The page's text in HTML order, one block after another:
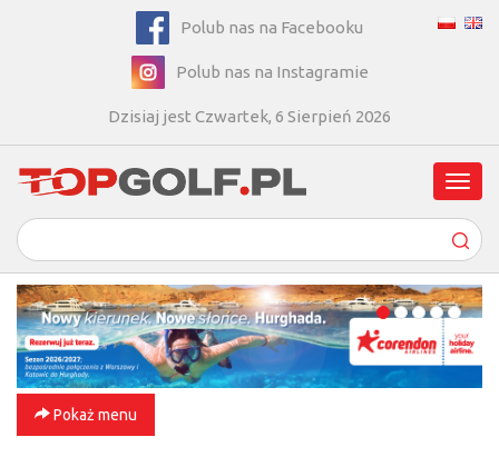
Polub nas na Facebooku
Polub nas na Instagramie
Dzisiaj jest Czwartek, 6 Sierpień 2026
Pokaż menu